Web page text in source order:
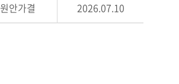
원안가결 2026.07.10